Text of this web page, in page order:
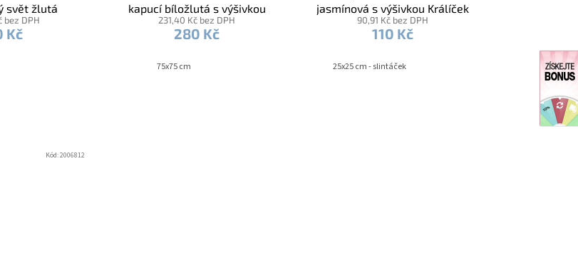
Kód:2006812
svět žlutá
bez DPH
Kč
kapucí bíložlutá s výšivkou
Pastelka žlutá lemovka I.
231,40 Kč bez DPH
280 Kč
75x75 cm
jasmínová s výšivkou Králíček
ušáček růžová lemovka
90,91 Kč bez DPH
110 Kč
25x25 cm - slintáček